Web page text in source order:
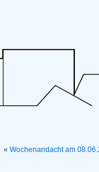
« Wochenandacht am